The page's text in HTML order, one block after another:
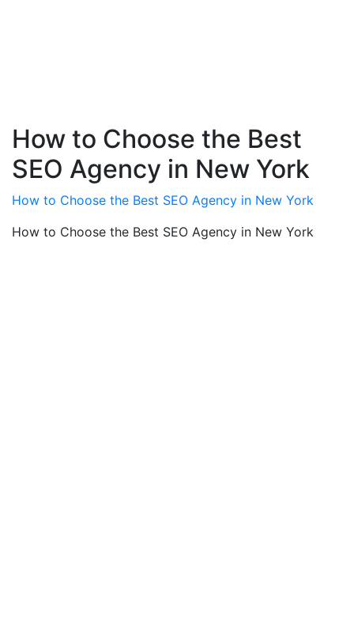
How to Choose the Best
SEO Agency in New York
How to Choose the Best SEO Agency in New York
How to Choose the Best SEO Agency in New York